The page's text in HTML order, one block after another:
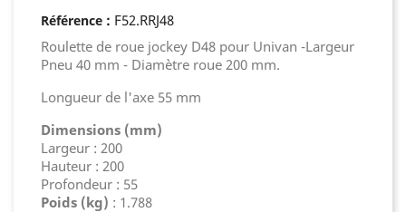
Référence : F52.RRJ48
Roulette de roue jockey D48 pour Univan -Largeur
Pneu 40 mm - Diamètre roue 200 mm.
Longueur de l'axe 55 mm
Dimensions (mm)
Largeur : 200
Hauteur : 200
Profondeur : 55
Poids (kg) : 1.788